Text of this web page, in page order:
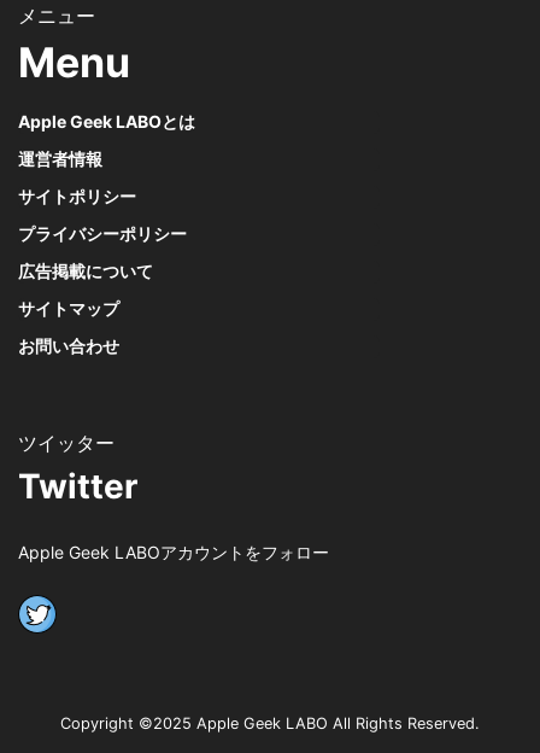
Menu
Apple Geek LABOとは
運営者情報
サイトポリシー
プライバシーポリシー
広告掲載について
サイトマップ
お問い合わせ
Twitter
Apple Geek LABOアカウントをフォロー
Copyright ©2025 Apple Geek LABO All Rights Reserved.